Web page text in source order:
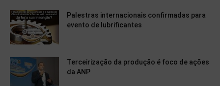
Palestras internacionais confirmadas para
evento de lubrificantes
Terceirização da produção é foco de ações
da ANP